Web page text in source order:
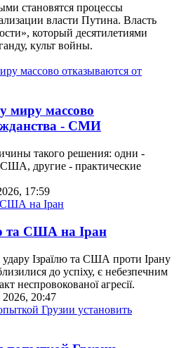
становятся процессы
власти Путина. Власть
который десятилетиями
культ войны.
миру массово
- СМИ
такого решения: одни -
США, другие - практические
17:59
та США на Іран
Ізраїлю та США проти Ірану
до успіху, є небезпечним
неспровокованої агресії.
2026, 20:47